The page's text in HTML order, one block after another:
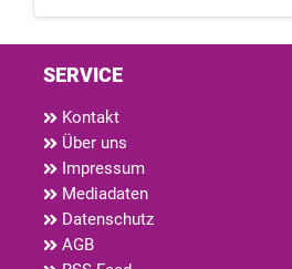
SERVICE
Kontakt
Über uns
Impressum
Mediadaten
Datenschutz
AGB